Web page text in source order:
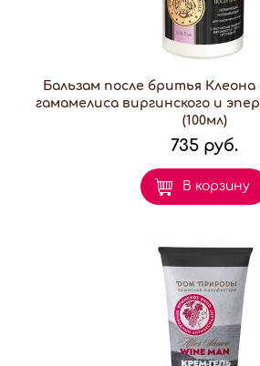
Бальзам после бритья
гамамелиса виргинского и
(100мл)
735 руб.
В корзину